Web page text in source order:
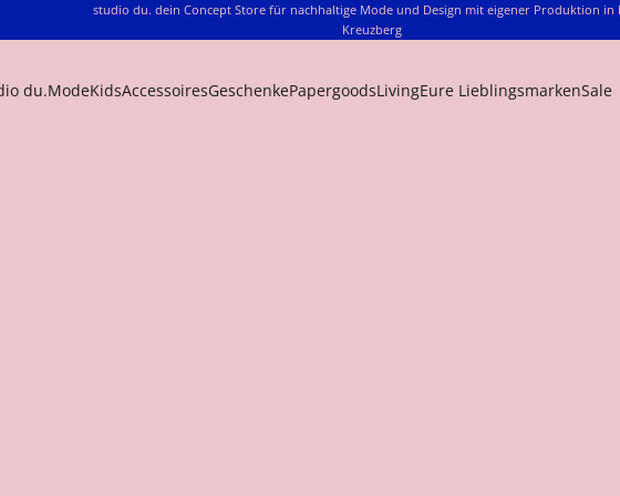
studio du. dein Concept Store für nachhaltige Mode und Design mit eigener Produktion in
Kreuzberg
du.ModeKidsAccessoiresGeschenkePapergoodsLivingEure LieblingsmarkenSale